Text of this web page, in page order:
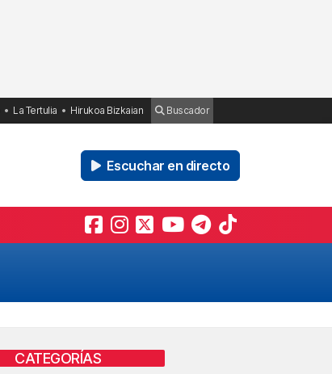
La Tertulia Hirukoa Bizkaian Buscador
Escuchar en directo
CATEGORÍAS